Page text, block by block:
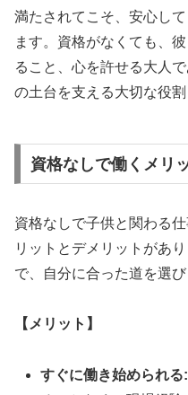
満たされてこそ、安心し
ます。資格がなくても、
ること、心を許せる大人
の土台を支える大切な役割
資格なしで働くメリ
資格なしで子供と関わる
リットとデメリットがあ
で、自分に合った道を選び
【メリット】
すぐに働き始められる: